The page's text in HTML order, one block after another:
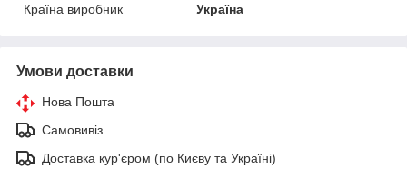
Країна виробник
Україна
Умови доставки
Нова Пошта
Самовивіз
Доставка кур'єром (по Києву та Україні)